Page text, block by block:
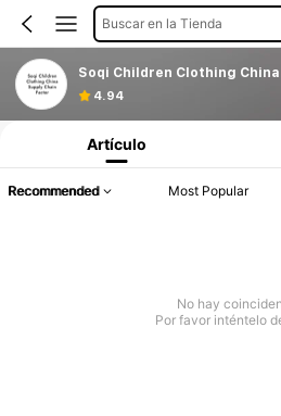
Buscar en la Tienda
4.94
Artículo
Recommended Most Popular
No hay
Por favor inténtelo